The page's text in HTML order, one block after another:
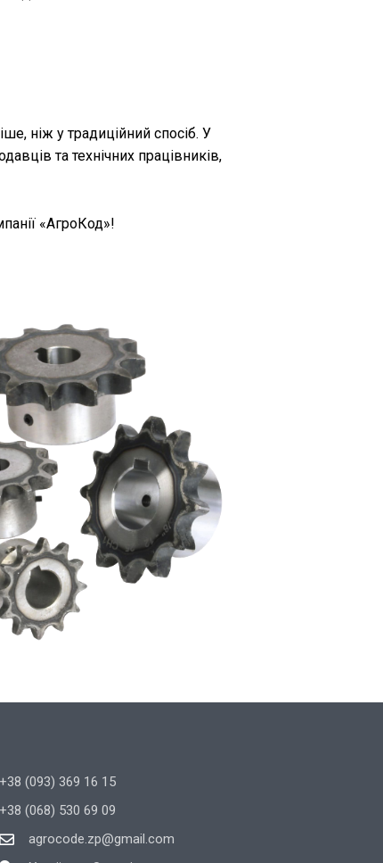
ніж у традиційний спосіб. У
та технічних працівників,
«АгроКод»!
+38 (093) 369 16 15
+38 (068) 530 69 09
agrocode.zp@gmail.com